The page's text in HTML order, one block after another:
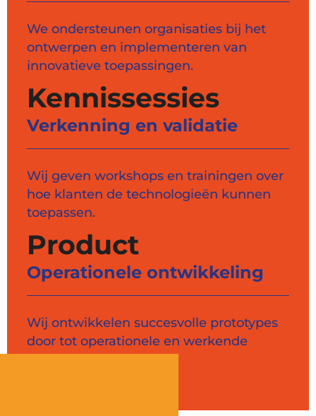
We ondersteunen organisaties bij het
ontwerpen en implementeren van
innovatieve toepassingen.
Kennissessies
Verkenning en validatie
Wij geven workshops en trainingen over
hoe klanten de technologieën kunnen
toepassen.
Product
Operationele ontwikkeling
Wij ontwikkelen succesvolle prototypes
door tot operationele en werkende
producten.